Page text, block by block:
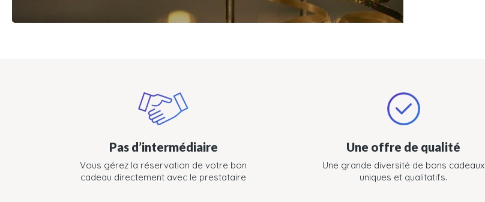
Pas d’intermédiaire
Vous gérez la réservation de votre bon
cadeau directement avec le prestataire
Une offre de qualité
Une grande diversité de bons cadeaux
uniques et qualitatifs.